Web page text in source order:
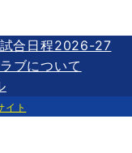
試合日程2026-27
ブについて
イト